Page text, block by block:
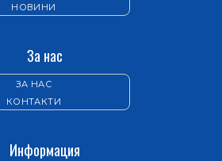
НОВИНИ
За нас
ЗА НАС
КОНТАКТИ
Информация